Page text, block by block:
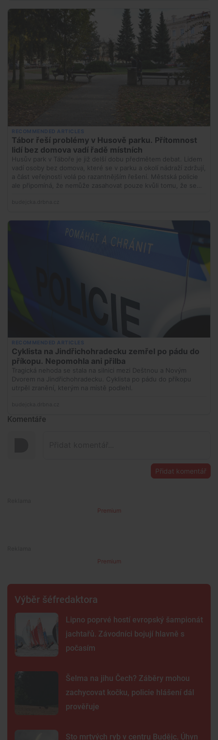
Komentáře
Přidat komentář
Premium
Premium
Výběr šéfredaktora
Lipno poprvé hostí evropský šampionát
jachtařů. Závodníci bojují hlavně s
počasím
Šelma na jihu Čech? Záběry mohou
zachycovat kočku, policie hlášení dál
prověřuje
Sto mrtvých ryb v centru Budějc. Úhyn